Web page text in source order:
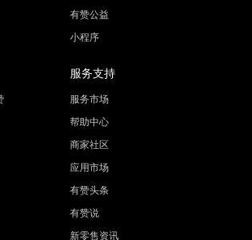
有赞公益
小程序
服务支持
服务市场
帮助中心
商家社区
应用市场
有赞头条
有赞说
新零售资讯